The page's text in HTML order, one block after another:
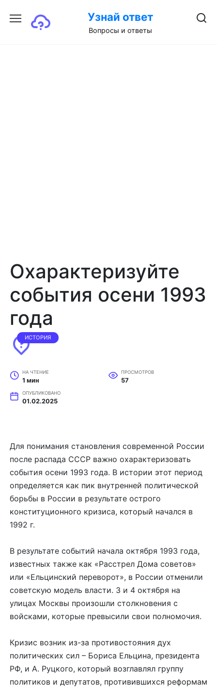
содержанию
Узнай ответ
Вопросы и ответы
Охарактеризуйте
события осени 1993
года
ИСТОРИЯ
НА ЧТЕНИЕ
1 мин
ПРОСМОТРОВ
57
ОПУБЛИКОВАНО
01.02.2025
Для понимания становления современной России
после распада СССР важно охарактеризовать
события осени 1993 года. В истории этот период
определяется как пик внутренней политической
борьбы в России в результате острого
конституционного кризиса, который начался в
1992 г.
В результате событий начала октября 1993 года,
известных также как «Расстрел Дома советов»
или «Ельцинский переворот», в России отменили
советскую модель власти. 3 и 4 октября на
улицах Москвы произошли столкновения с
войсками, которые превысили свои полномочия.
Кризис возник из-за противостояния дух
политических сил – Бориса Ельцина, президента
РФ, и А. Руцкого, который возглавлял группу
политиков и депутатов, противившихся реформам